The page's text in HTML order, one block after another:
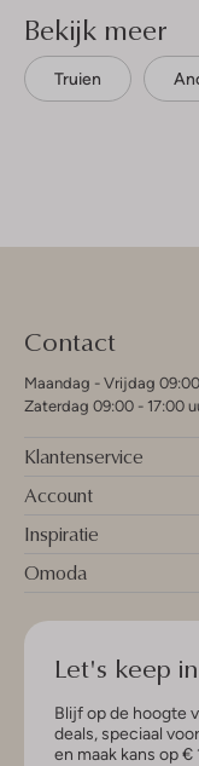
Bekijk meer
Truien
Contact
Maandag - Vrijdag
Zaterdag 09:00 - 17:00
Klantenservice
Account
Inspiratie
Omoda
Let's keep
Blijf op de hoogte
deals, speciaal
en maak kans op